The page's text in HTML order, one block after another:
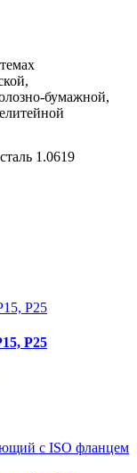
бумажной,
1.0619
Р25